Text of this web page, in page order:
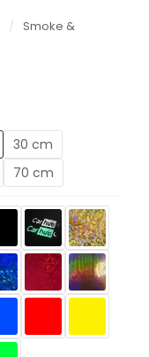
/ Smoke &
30 cm
70 cm